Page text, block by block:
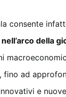
consente
della
fino ad
e